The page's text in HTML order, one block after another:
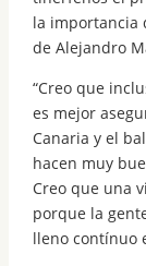
la importancia
de Alejandro
“Creo que
es mejor
Canaria y el
hacen muy
Creo que una
porque la
lleno contínuo